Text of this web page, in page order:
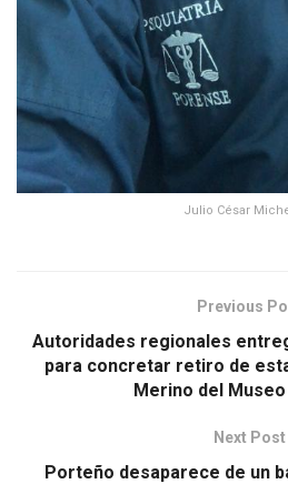
Julio César
Previous
Autoridades regionales
para concretar retiro de
Merino del
Next Post
Porteño desaparece de un